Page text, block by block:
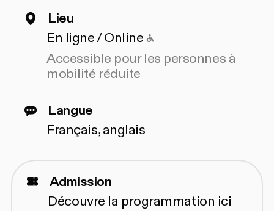
Lieu
En ligne / Online Accessible pour
Accessible pour les personnes à
mobilité réduite
Langue
Français, anglais
Admission
Découvre la programmation ici